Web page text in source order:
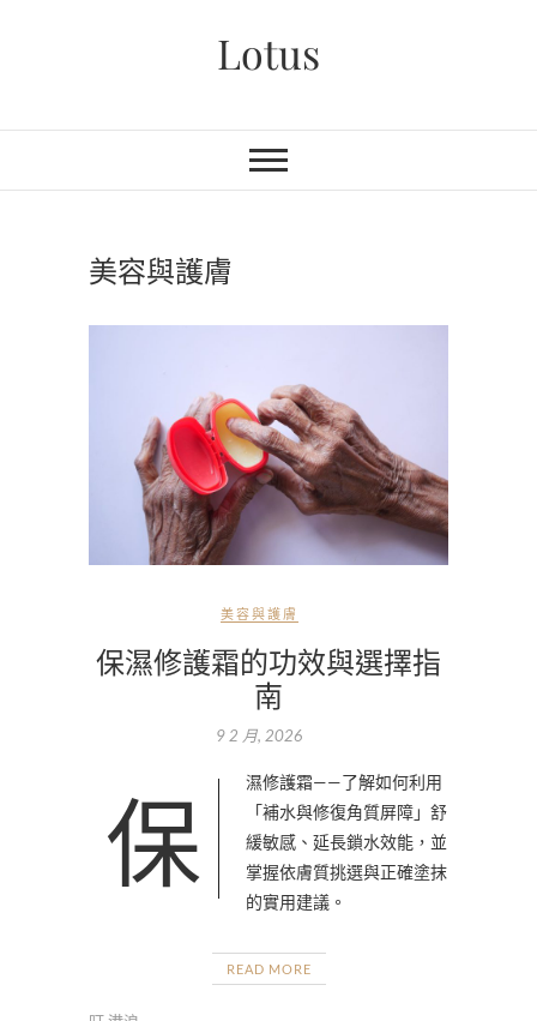
Lotus
美容與護膚
美容與護膚
保濕修護霜的功效與選擇指
南
9 2 月, 2026
保濕修護霜——了解如何利用
「補水與修復角質屏障」舒
緩敏感、延長鎖水效能，並
掌握依膚質挑選與正確塗抹
的實用建議。
READ MORE